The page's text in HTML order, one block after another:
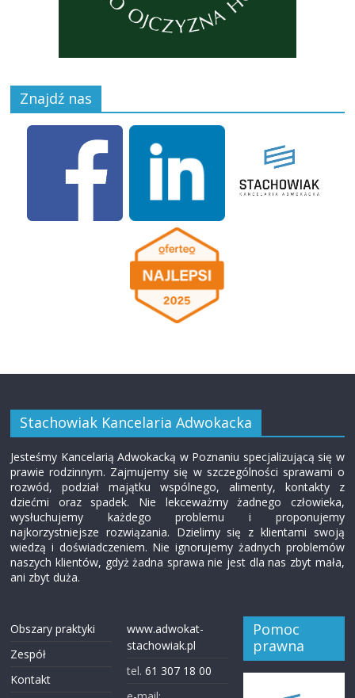
Znajdź nas
Stachowiak Kancelaria Adwokacka
Jesteśmy Kancelarią Adwokacką w Poznaniu specjalizującą się w
prawie rodzinnym. Zajmujemy się w szczególności sprawami o
rozwód, podział majątku wspólnego, alimenty, kontakty z
dziećmi oraz spadek. Nie lekceważmy żadnego człowieka,
wysłuchujemy każdego problemu i proponujemy
najkorzystniejsze rozwiązania. Dzielimy się z klientami swoją
wiedzą i doświadczeniem. Nie ignorujemy żadnych problemów
naszych klientów, gdyż żadna sprawa nie jest dla nas zbyt mała,
ani zbyt duża.
Obszary praktyki
Zespół
Kontakt
www.adwokat-
stachowiak.pl
tel. 61 307 18 00
Pomoc
prawna